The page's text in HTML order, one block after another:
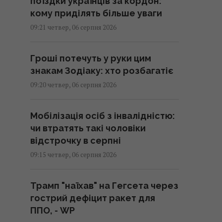
кому приділять більше уваги
09:21 четвер, 06 серпня 2026
Гроші потечуть у руки цим
знакам Зодіаку: хто розбагатіє
09:20 четвер, 06 серпня 2026
Мобілізація осіб з інвалідністю:
чи втратять такі чоловіки
відстрочку в серпні
09:15 четвер, 06 серпня 2026
Трамп "наїхав" на Гегсета через
гострий дефіцит ракет для
ППО, - WP